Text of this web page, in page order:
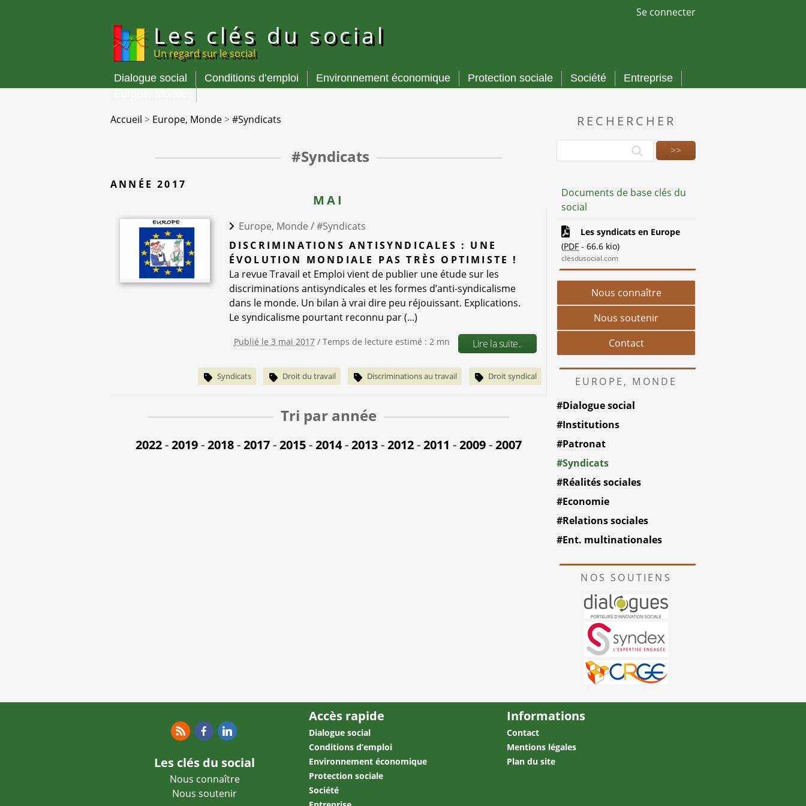
Se connecter
Les clés du social
Un regard sur le social
Menu
Dialogue social Conditions d’emploi Environnement économique Protection sociale Société
Entreprise
Accueil > Europe, Monde>#Syndicats
#Syndicats
ANNÉE 2017
MAI
Europe, Monde /#Syndicats
DISCRIMINATIONS ANTISYNDICALES : UNE
ÉVOLUTION MONDIALE PAS TRÈS OPTIMISTE !
La revue Travail et Emploi vient de publier une étude sur les
discriminations antisyndicales et les formes d’anti-syndicalisme
dans le monde. Un bilan à vrai dire peu réjouissant. Explications.
Le syndicalisme pourtant reconnu par (...)
Publié le 3 mai 2017/ Temps de lecture estimé : 2 mn Lire la suite..
Syndicats Droit du travail Discriminations au travail Droit syndical
Tri par année
2022-2019-2018-2017-2015-2014-2013-2012-2011 -2009-2007
RECHERCHER
Documents de base clés du
social
Les syndicats en Europe
(PDF -66.6 kio)
clesdusocial.com
Nous connaître
Nous soutenir
Contact
EUROPE, MONDE
#Dialogue social
#Institutions
#Patronat
#Syndicats
#Réalités sociales
#Economie
#Relations sociales
#Ent. multinationales
NOS SOUTIENS
Les clés du social
Nous connaître
Nous soutenir
Accès rapide
Dialogue social
Conditions d’emploi
Environnement économique
Protection sociale
Société
Informations
Contact
Mentions légales
Plan du site